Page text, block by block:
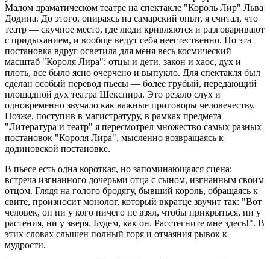
Малом драматическом театре на спектакле "Король Лир" Льва
Додина. До этого, опираясь на самарский опыт, я считал, что
театр — скучное место, где люди кривляются и разговаривают
с придыханием, и вообще ведут себя неестественно. Но эта
постановка вдруг осветила для меня весь космический
масштаб "Короля Лира": отцы и дети, закон и хаос, дух и
плоть, все было ясно очерчено и выпукло. Для спектакля был
сделан особый перевод пьесы — более грубый, передающий
площадной дух театра Шекспира. Это резало слух и
одновременно звучало как важные приговоры человечеству.
Позже, поступив в магистратуру, в рамках предмета
"Литература и театр" я пересмотрел множество самых разных
постановок "Короля Лира", мысленно возвращаясь к
додиновской постановке.
В пьесе есть одна короткая, но запоминающаяся сцена:
встреча изгнанного дочерьми отца с сыном, изгнанным своим
отцом. Глядя на голого бродягу, бывший король, обращаясь к
свите, произносит монолог, который вкратце звучит так: "Вот
человек, он ни у кого ничего не взял, чтобы прикрыться, ни у
растения, ни у зверя. Будем, как он. Расстегните мне здесь!". В
этих словах слышен полный горя и отчаяния рывок к
мудрости.